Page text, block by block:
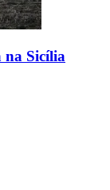
na Sicília